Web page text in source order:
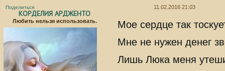
Поделиться 11.02.2016 21:03
КОРДЕЛИЯ АРДЖЕНТО
Любить нельзя использовать.
Мое сердце так
Мне не нужен денег
Лишь Люка меня